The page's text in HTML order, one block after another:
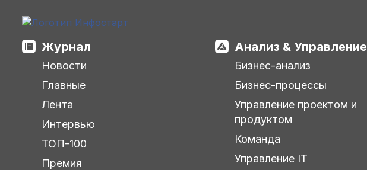
Журнал
Новости
Главные
Лента
Интервью
ТОП-100
Премия
Анализ & Управление
Бизнес-анализ
Бизнес-процессы
Управление проектом и
продуктом
Команда
Управление IT